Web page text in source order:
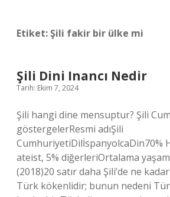
Etiket:Şili fakir bir ülke mi
Şili Dini Inancı Nedir
Tarih: Ekim 7, 2024
Şili hangi dine mensuptur? Şili
göstergelerResmi adıŞili
CumhuriyetiDilİspanyolcaDin70%
ateist, 5% diğerleriOrtalama
(2018)20 satır daha Şili’de ne
Türk kökenlidir; bunun nedeni